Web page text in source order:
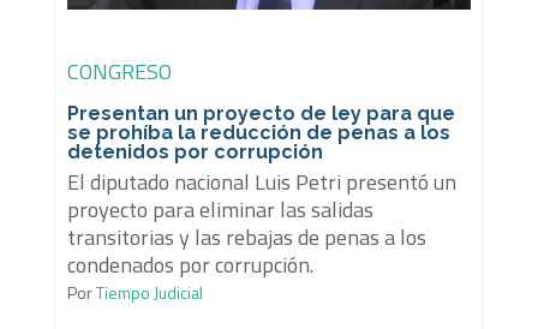
CONGRESO
Presentan un proyecto de ley para que
se prohíba la reducción de penas a los
detenidos por corrupción
El diputado nacional Luis Petri presentó un
proyecto para eliminar las salidas
transitorias y las rebajas de penas a los
condenados por corrupción.
PorTiempo Judicial